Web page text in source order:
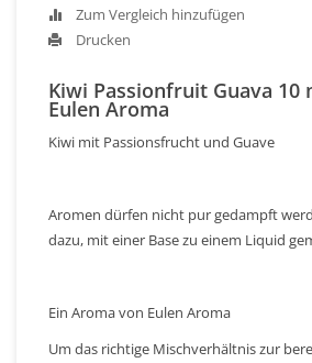
Zum Vergleich hinzufügen
Drucken
Kiwi Passionfruit Guava 10
Eulen Aroma
Kiwi mit Passionsfrucht und Guave
Aromen dürfen nicht pur gedampft
dazu, mit einer Base zu einem Liquid
Ein Aroma von Eulen Aroma
Um das richtige Mischverhältnis zur